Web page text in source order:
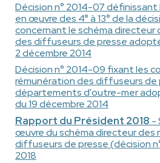
Décision n° 2014-07
en œuvre des 4° à 13° de la
concernant le schéma directeur
des diffuseurs de presse
2 décembre 2014
Décision n° 2014-09 fixant les
rémunération des diffuseurs de
départements d'outre-mer
du 19 décembre 2014
Rapport du Président 2018 -
œuvre du schéma directeur des
diffuseurs de presse (décision
2018